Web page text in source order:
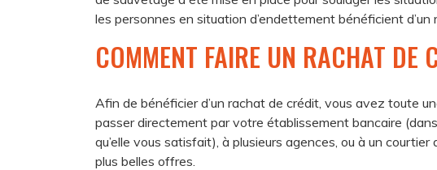
les personnes en situation d’endettement bénéficient
COMMENT FAIRE UN RACHAT DE
Afin de bénéficier d’un rachat de crédit, vous avez toute
passer directement par votre établissement bancaire (dans
qu’elle vous satisfait), à plusieurs agences, ou à un
plus belles offres.